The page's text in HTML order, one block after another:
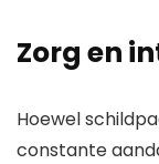
Zorg en
Hoewel
constante